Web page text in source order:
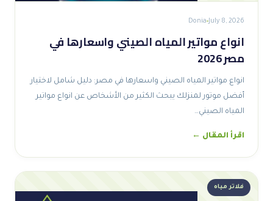
July 8, 2026
Donia
انواع مواتير المياه الصيني واسعارها في
مصر 2026
انواع مواتير المياه الصيني واسعارها في مصر: دليل شامل لاختيار
أفضل موتور لمنزلك يبحث الكثير من الأشخاص عن انواع مواتير
المياه الصيني…
اقرأ المقال ←
فلاتر مياه